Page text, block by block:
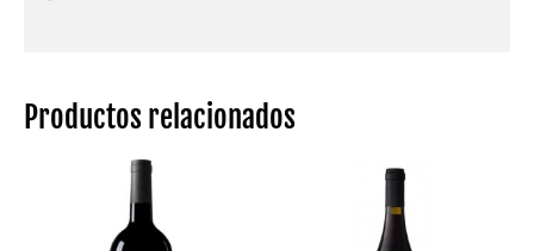
Productos relacionados